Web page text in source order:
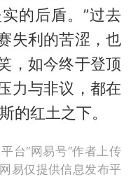
的后盾。”过去
失利的苦涩，也
，如今终于登顶
力与非议，都在
的红土之下。
台“网易号”作者上传
易仅提供信息发布平